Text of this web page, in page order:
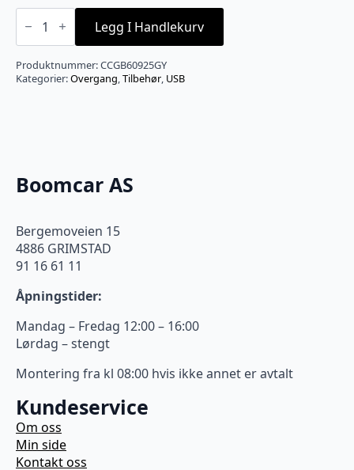
USB-
til
USB-
C
hun
Legg I Handlekurv
Produktnummer:CCGB60925GY
Kategorier:Overgang,Tilbehør, USB
Boomcar AS
Bergemoveien 15
4886 GRIMSTAD
91 16 61 11
Åpningstider:
Mandag – Fredag 12:00 – 16:00
Lørdag – stengt
Montering fra kl 08:00 hvis ikke annet er avtalt
Kundeservice
Om oss
Min side
Kontakt oss